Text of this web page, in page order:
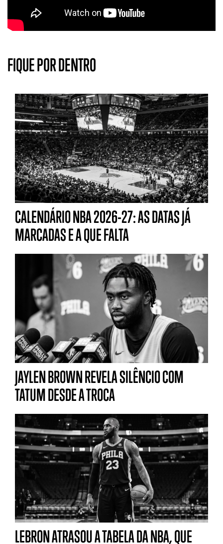
FIQUE POR DENTRO
CALENDÁRIO NBA 2026-27: AS DATAS JÁ
MARCADAS E A QUE FALTA
JAYLEN BROWN REVELA SILÊNCIO COM
TATUM DESDE A TROCA
LEBRON ATRASOU A TABELA DA NBA, QUE